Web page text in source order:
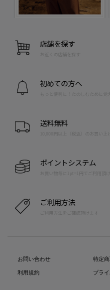
店舗を探す
お近くの店舗を探す
初めての方へ
もっと便利に！たのしむために覚
送料無料
10,000円以上（税込）のお買い上
ポイントシステム
お買い物毎に1pt=1円でご利用頂
ご利用方法
ご利用方法をご確認頂けます
お問い合わせ
利用規約
特定
プラ